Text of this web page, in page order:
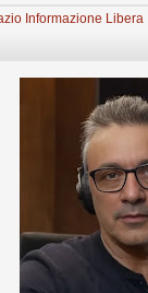
Informazione Libera